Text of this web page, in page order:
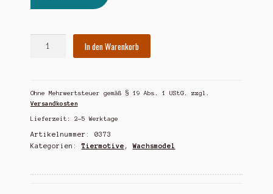
In den Warenkorb
Ohne Mehrwertsteuer gemäß § 19 Abs. 1 UStG.
zzgl.
Versandkosten
Lieferzeit: 2-5 Werktage
Artikelnummer: 0373
Kategorien:Tiermotive ,Wachsmodel